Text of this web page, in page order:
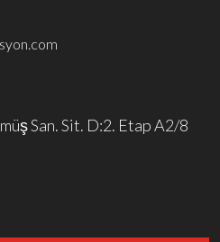
San. Sit. D:2. Etap A2/8